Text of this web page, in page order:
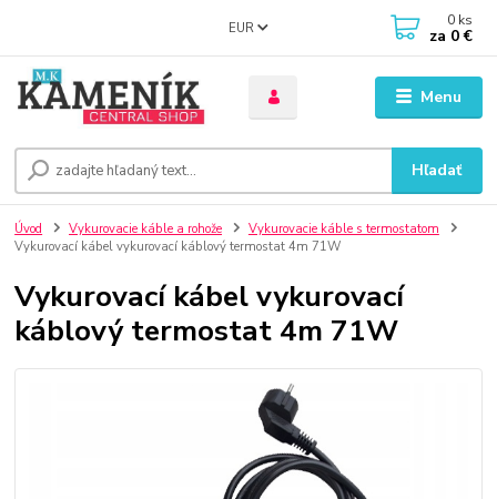
Menu
EUR
Hľadať
0 ks
za 0 €
Úvod Vykurovacie káble a rohože
Vykurovacie káble s termostatom
Vykurovací kábel vykurovací káblový termostat 4m 71W
Vykurovací kábel vykurovací
káblový termostat 4m 71W